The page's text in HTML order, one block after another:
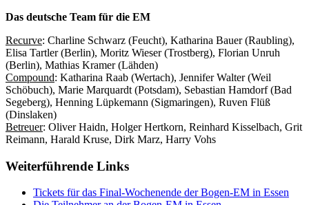
Das deutsche Team für die EM
Recurve: Charline Schwarz (Feucht), Katharina Bauer (Raubling),
Elisa Tartler (Berlin), Moritz Wieser (Trostberg), Florian Unruh
(Berlin), Mathias Kramer (Lähden)
Compound: Katharina Raab (Wertach), Jennifer Walter (Weil
Schöbuch), Marie Marquardt (Potsdam), Sebastian Hamdorf (Bad
Segeberg), Henning Lüpkemann (Sigmaringen), Ruven Flüß
(Dinslaken)
Betreuer: Oliver Haidn, Holger Hertkorn, Reinhard Kisselbach, Grit
Reimann, Harald Kruse, Dirk Marz, Harry Vohs
Weiterführende Links
Tickets für das Final-Wochenende der Bogen-EM in Essen